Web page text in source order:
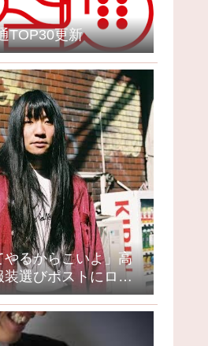
TOP30更新
やるからこいよ」高
選びポストにロッ
が激怒、ネット大